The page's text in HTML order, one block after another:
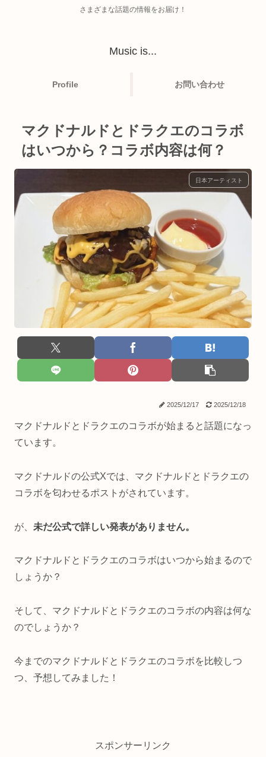
さまざまな話題の情報をお届け！
Music is...
Profile お問い合わせ
マクドナルドとドラクエのコラボ
はいつから？コラボ内容は何？
日本アーティスト
2025/12/17 2025/12/18
マクドナルドとドラクエのコラボが始まると話題になっ
ています。
マクドナルドの公式Xでは、マクドナルドとドラクエの
コラボを匂わせるポストがされています。
が、 未だ公式で詳しい発表がありません。
マクドナルドとドラクエのコラボはいつから始まるので
しょうか？
そして、マクドナルドとドラクエのコラボの内容は何な
のでしょうか？
今までのマクドナルドとドラクエのコラボを比較しつ
つ、予想してみました！
スポンサーリンク